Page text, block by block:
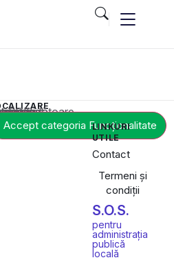
cookie-uri.
Accept categoria Funcționalitate
LINKURI
UTILE
Contact
Termeni și
condiții
S.O.S.
pentru
administrația
publică
locală